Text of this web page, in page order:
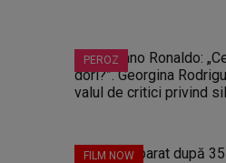
PEROZ
FILM NOW